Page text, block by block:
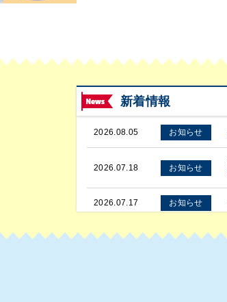
新着情報
2026.08.05
2026.07.18
2026.07.17
2026.06.17